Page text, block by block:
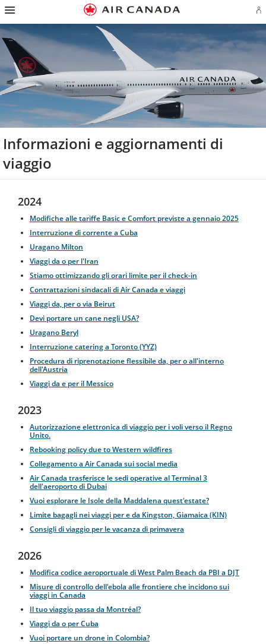
Salti
homepage
Salta
navigazione
principale
Salta
contenuto
Salti
campo
ricerca
Salta
link
piè
pagina
Salta
mappa
del
sito
Salta
sezione
contatti
Informazioni e aggiornamenti di
viaggio
2024
Modifiche alle tariffe Basic e Comfort previste a gennaio 2025
Interruzione di corrente a Cuba
Uragano Milton
Viaggi da o per l'Iran
Stiamo ottimizzando gli orari limite per il check-in
Contrattazioni sindacali di Air Canada e viaggi
Viaggi da, per o via Beirut
Devi portare un cane negli USA?
Uragano Beryl
Interruzione catering a Toronto (YYZ)
Procedura di riprenotazione flessibile da, per o all'interno
dell'Austria
Viaggi da e per il Messico
2023
Autorizzazione elettronica di viaggio per i voli verso il Regno
Unito.
Rebooking policy due to Western wildfires
Collegamento a Air Canada sui social media
Air Canada trasferisce le sedi operative al Terminal 3
dell'aeroporto di Dubai
Vuoi esplorare le Isole della Maddalena quest'estate?
Limite bagagli nei viaggi per e da Kingston, Giamaica (KIN)
Consigli di viaggio per le vacanza di primavera
2026
Modifica codice aeroportuale di West Palm Beach da PBI a DJT
Misure di controllo dell'ebola alle frontiere che incidono sui
viaggi in Canada
Il tuo viaggio passa da Montréal?
Viaggi da o per Cuba
Vuoi portare un drone in Colombia?